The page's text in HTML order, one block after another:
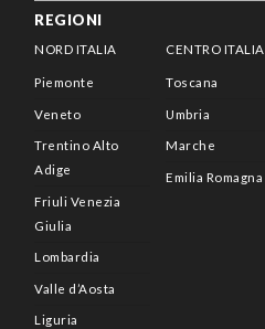
REGIONI
NORD ITALIA
Piemonte
Veneto
Trentino Alto
Adige
Friuli Venezia
Giulia
Lombardia
Valle d’Aosta
Liguria
CENTRO ITALIA
Toscana
Umbria
Marche
Emilia Romagna